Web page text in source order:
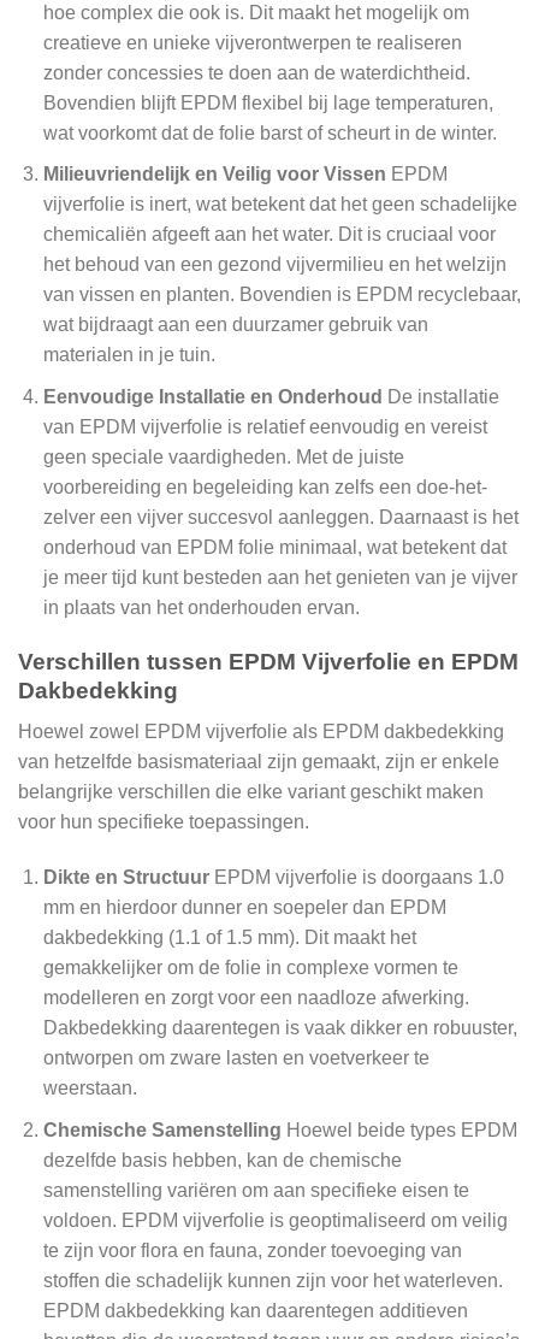
hoe complex die ook is. Dit maakt het mogelijk om
creatieve en unieke vijverontwerpen te realiseren
zonder concessies te doen aan de waterdichtheid.
Bovendien blijft EPDM flexibel bij lage temperaturen,
wat voorkomt dat de folie barst of scheurt in de winter.
Milieuvriendelijk en Veilig voor Vissen EPDM
vijverfolie is inert, wat betekent dat het geen schadelijke
chemicaliën afgeeft aan het water. Dit is cruciaal voor
het behoud van een gezond vijvermilieu en het welzijn
van vissen en planten. Bovendien is EPDM recyclebaar,
wat bijdraagt aan een duurzamer gebruik van
materialen in je tuin.
Eenvoudige Installatie en Onderhoud De installatie
van EPDM vijverfolie is relatief eenvoudig en vereist
geen speciale vaardigheden. Met de juiste
voorbereiding en begeleiding kan zelfs een doe-het-
zelver een vijver succesvol aanleggen. Daarnaast is het
onderhoud van EPDM folie minimaal, wat betekent dat
je meer tijd kunt besteden aan het genieten van je vijver
in plaats van het onderhouden ervan.
Verschillen tussen EPDM Vijverfolie en EPDM
Dakbedekking
Hoewel zowel EPDM vijverfolie als EPDM dakbedekking
van hetzelfde basismateriaal zijn gemaakt, zijn er enkele
belangrijke verschillen die elke variant geschikt maken
voor hun specifieke toepassingen.
Dikte en StructuurEPDM vijverfolie is doorgaans 1.0
mm en hierdoor dunner en soepeler dan EPDM
dakbedekking (1.1 of 1.5 mm). Dit maakt het
gemakkelijker om de folie in complexe vormen te
modelleren en zorgt voor een naadloze afwerking.
Dakbedekking daarentegen is vaak dikker en robuuster,
ontworpen om zware lasten en voetverkeer te
weerstaan.
Chemische Samenstelling Hoewel beide types EPDM
dezelfde basis hebben, kan de chemische
samenstelling variëren om aan specifieke eisen te
voldoen. EPDM vijverfolie is geoptimaliseerd om veilig
te zijn voor flora en fauna, zonder toevoeging van
stoffen die schadelijk kunnen zijn voor het waterleven.
EPDM dakbedekking kan daarentegen additieven